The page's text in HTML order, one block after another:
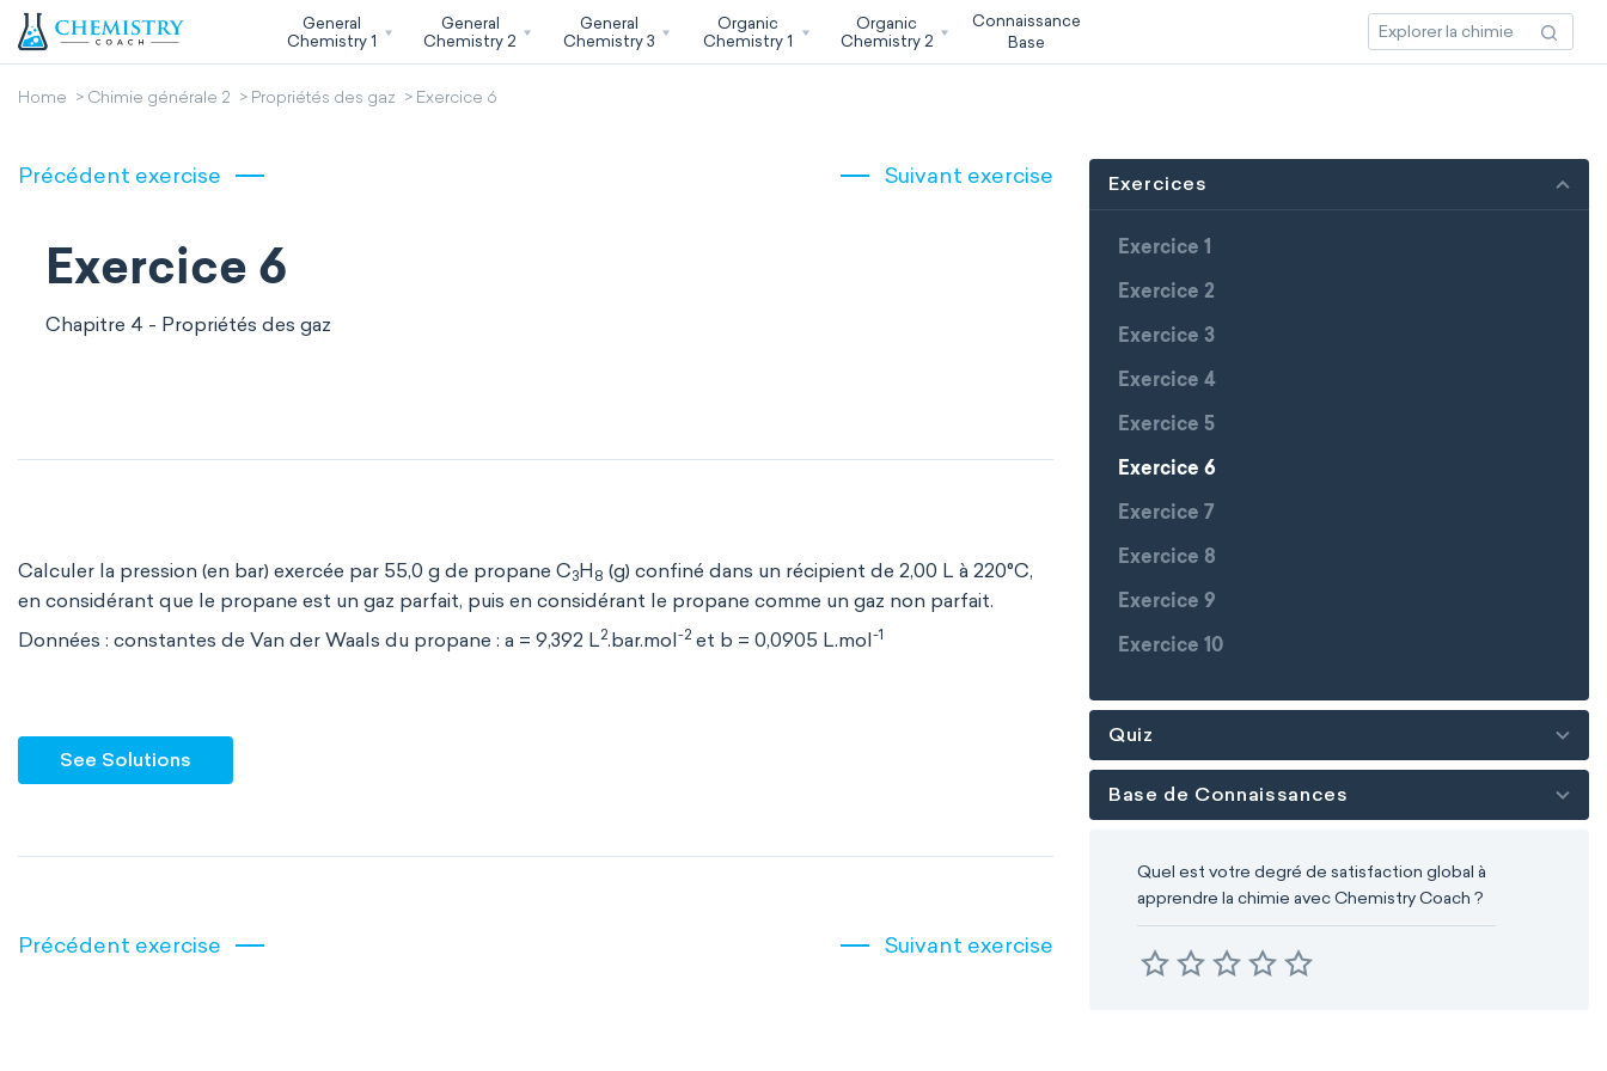
General
Chemistry 1
General
Chemistry 2
General
Chemistry 3
Organic
Chemistry 1
Organic
Chemistry 2
Connaissance
Base
Home Chimie générale 2 Propriétés des gaz Exercice 6
Précédent exercise Suivant exercise
Exercice 6
Chapitre 4 - Propriétés des gaz
Calculer la pression (en bar) exercée par 55,0 g de propane C3H 8 (g) confiné dans un récipient de 2,00 L à 220°C,
en considérant que le propane est un gaz parfait, puis en considérant le propane comme un gaz non parfait.
Données : constantes de Van der Waals du propane : a = 9,392 L2.bar.mol-2 et b = 0,0905 L.mol-1
See Solutions
Précédent exercise Suivant exercise
Exercices
Exercice 1
Exercice 2
Exercice 3
Exercice 4
Exercice 5
Exercice 6
Exercice 7
Exercice 8
Exercice 9
Exercice 10
Quiz
Base de Connaissances
Quel est votre degré de satisfaction global à
apprendre la chimie avec Chemistry Coach ?